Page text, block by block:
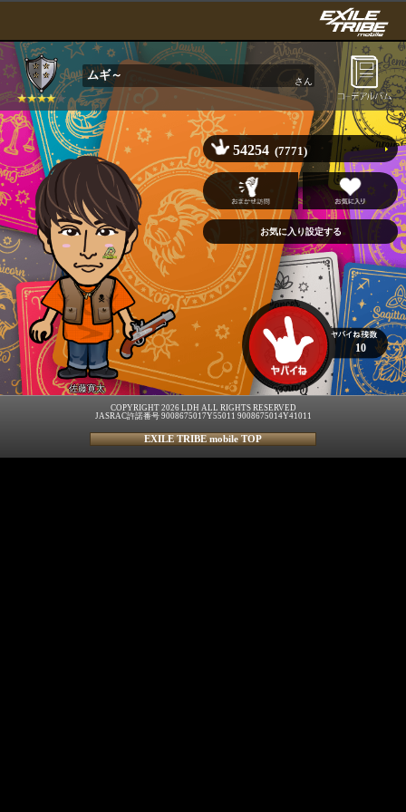
ムギ～ さん
佐藤寛太
54254 (7771)
10
COPYRIGHT 2026 LDH ALL RIGHTS RESERVED
JASRAC許諾番号 9008675017Y55011 9008675014Y41011
EXILE TRIBE mobile TOP